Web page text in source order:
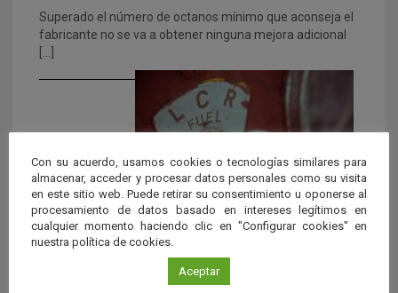
Superado el número de octanos mínimo que aconseja el
fabricante no se va a obtener ninguna mejora adicional
La gasolina
La gasolina como tal, no surgió hasta 1857, año en el que
se descubrió mediante la destilación fraccionada del […]
Con su acuerdo, usamos cookies o tecnologías similares para
almacenar, acceder y procesar datos personales como su visita
en este sitio web. Puede retirar su consentimiento u oponerse al
procesamiento de datos basado en intereses legítimos en
cualquier momento haciendo clic en "Configurar cookies" en
nuestra política de cookies.
Aceptar